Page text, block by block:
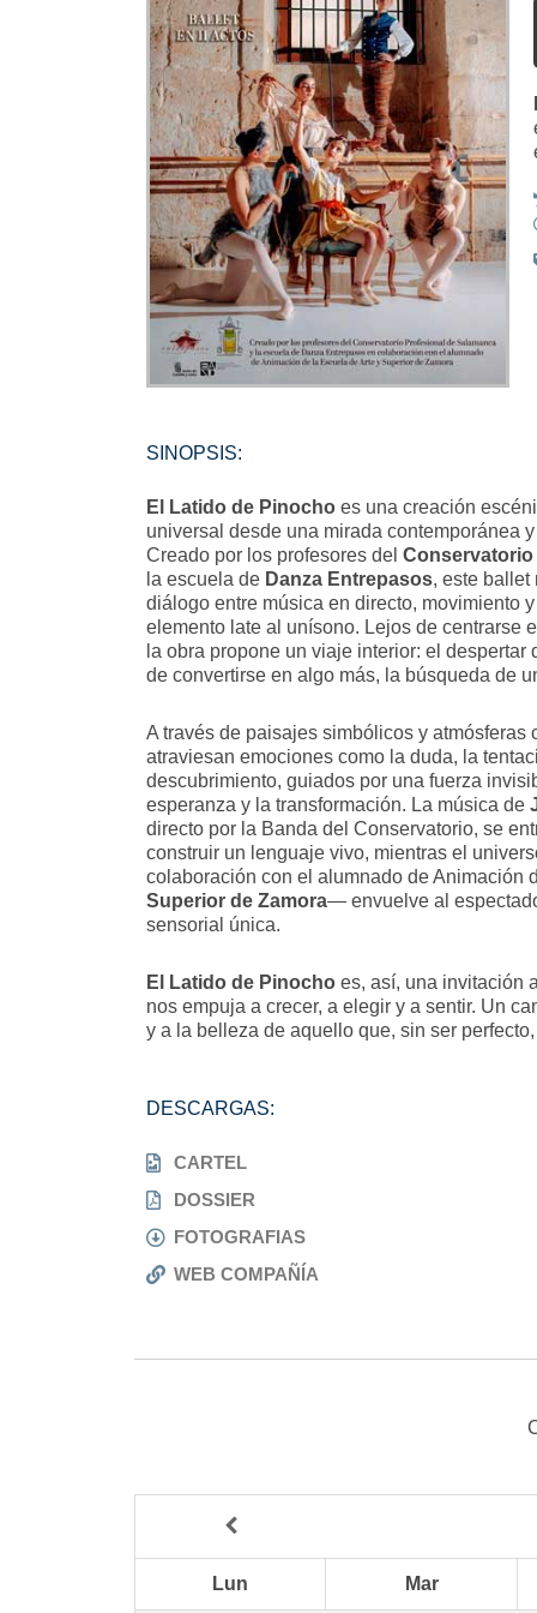
SINOPSIS:
El Latido de Pinocho es una creación
universal desde una mirada contemporánea
Creado por los profesores del Conservatorio
la escuela de Danza Entrepasos, este ballet
diálogo entre música en directo, movimiento
elemento late al unísono. Lejos de centrarse
la obra propone un viaje interior: el
de convertirse en algo más, la búsqueda de
A través de paisajes simbólicos y atmósferas
atraviesan emociones como la duda, la
descubrimiento, guiados por una fuerza
esperanza y la transformación. La música de
directo por la Banda del Conservatorio, se
construir un lenguaje vivo, mientras el
colaboración con el alumnado de Animación
Superior de Zamora— envuelve al
sensorial única.
El Latido de Pinocho es, así, una invitación
nos empuja a crecer, a elegir y a sentir. Un
y a la belleza de aquello que, sin ser
DESCARGAS:
CARTEL
DOSSIER
FOTOGRAFIAS
WEB COMPAÑÍA
Lun Mar